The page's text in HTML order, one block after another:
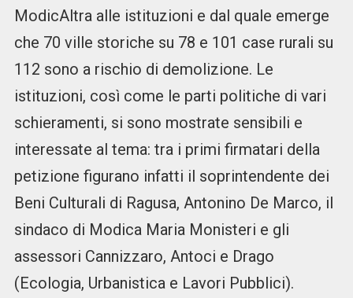
ModicAltra alle istituzioni e dal quale emerge
che 70 ville storiche su 78 e 101 case rurali su
112 sono a rischio di demolizione. Le
istituzioni, così come le parti politiche di vari
schieramenti, si sono mostrate sensibili e
interessate al tema: tra i primi firmatari della
petizione figurano infatti il soprintendente dei
Beni Culturali di Ragusa, Antonino De Marco, il
sindaco di Modica Maria Monisteri e gli
assessori Cannizzaro, Antoci e Drago
(Ecologia, Urbanistica e Lavori Pubblici).